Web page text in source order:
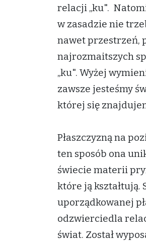
relacji „ku".
w zasadzie nie
nawet przestrzeń,
najrozmaitszych
„ku". Wyżej
zawsze jesteśmy
której się
Płaszczyzną na
ten sposób ona
świecie materii
które ją kształtują.
uporządkowanej
odzwierciedla
świat. Został